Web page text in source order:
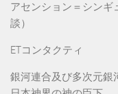
アセンション＝シンギ
談）
ETコンタクティ
銀河連合及び多次元銀